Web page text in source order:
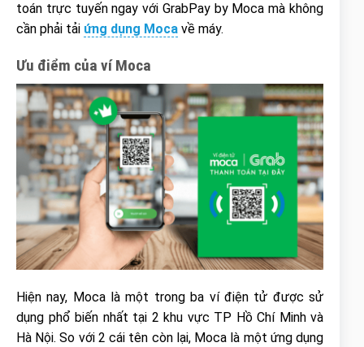
toán trực tuyến ngay với GrabPay by Moca mà không
cần phải tải ứng dụng Moca về máy.
Ưu điểm của ví Moca
Hiện nay, Moca là một trong ba ví điện tử được sử
dụng phổ biến nhất tại 2 khu vực TP Hồ Chí Minh và
Hà Nội. So với 2 cái tên còn lại, Moca là một ứng dụng